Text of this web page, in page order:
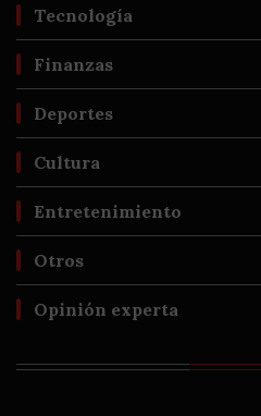
Tecnología
Finanzas
Deportes
Cultura
Entretenimiento
Otros
Opinión experta